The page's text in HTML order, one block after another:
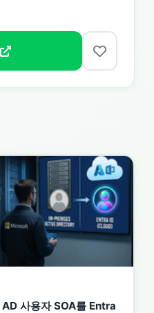
사용자 SOA를 Entra